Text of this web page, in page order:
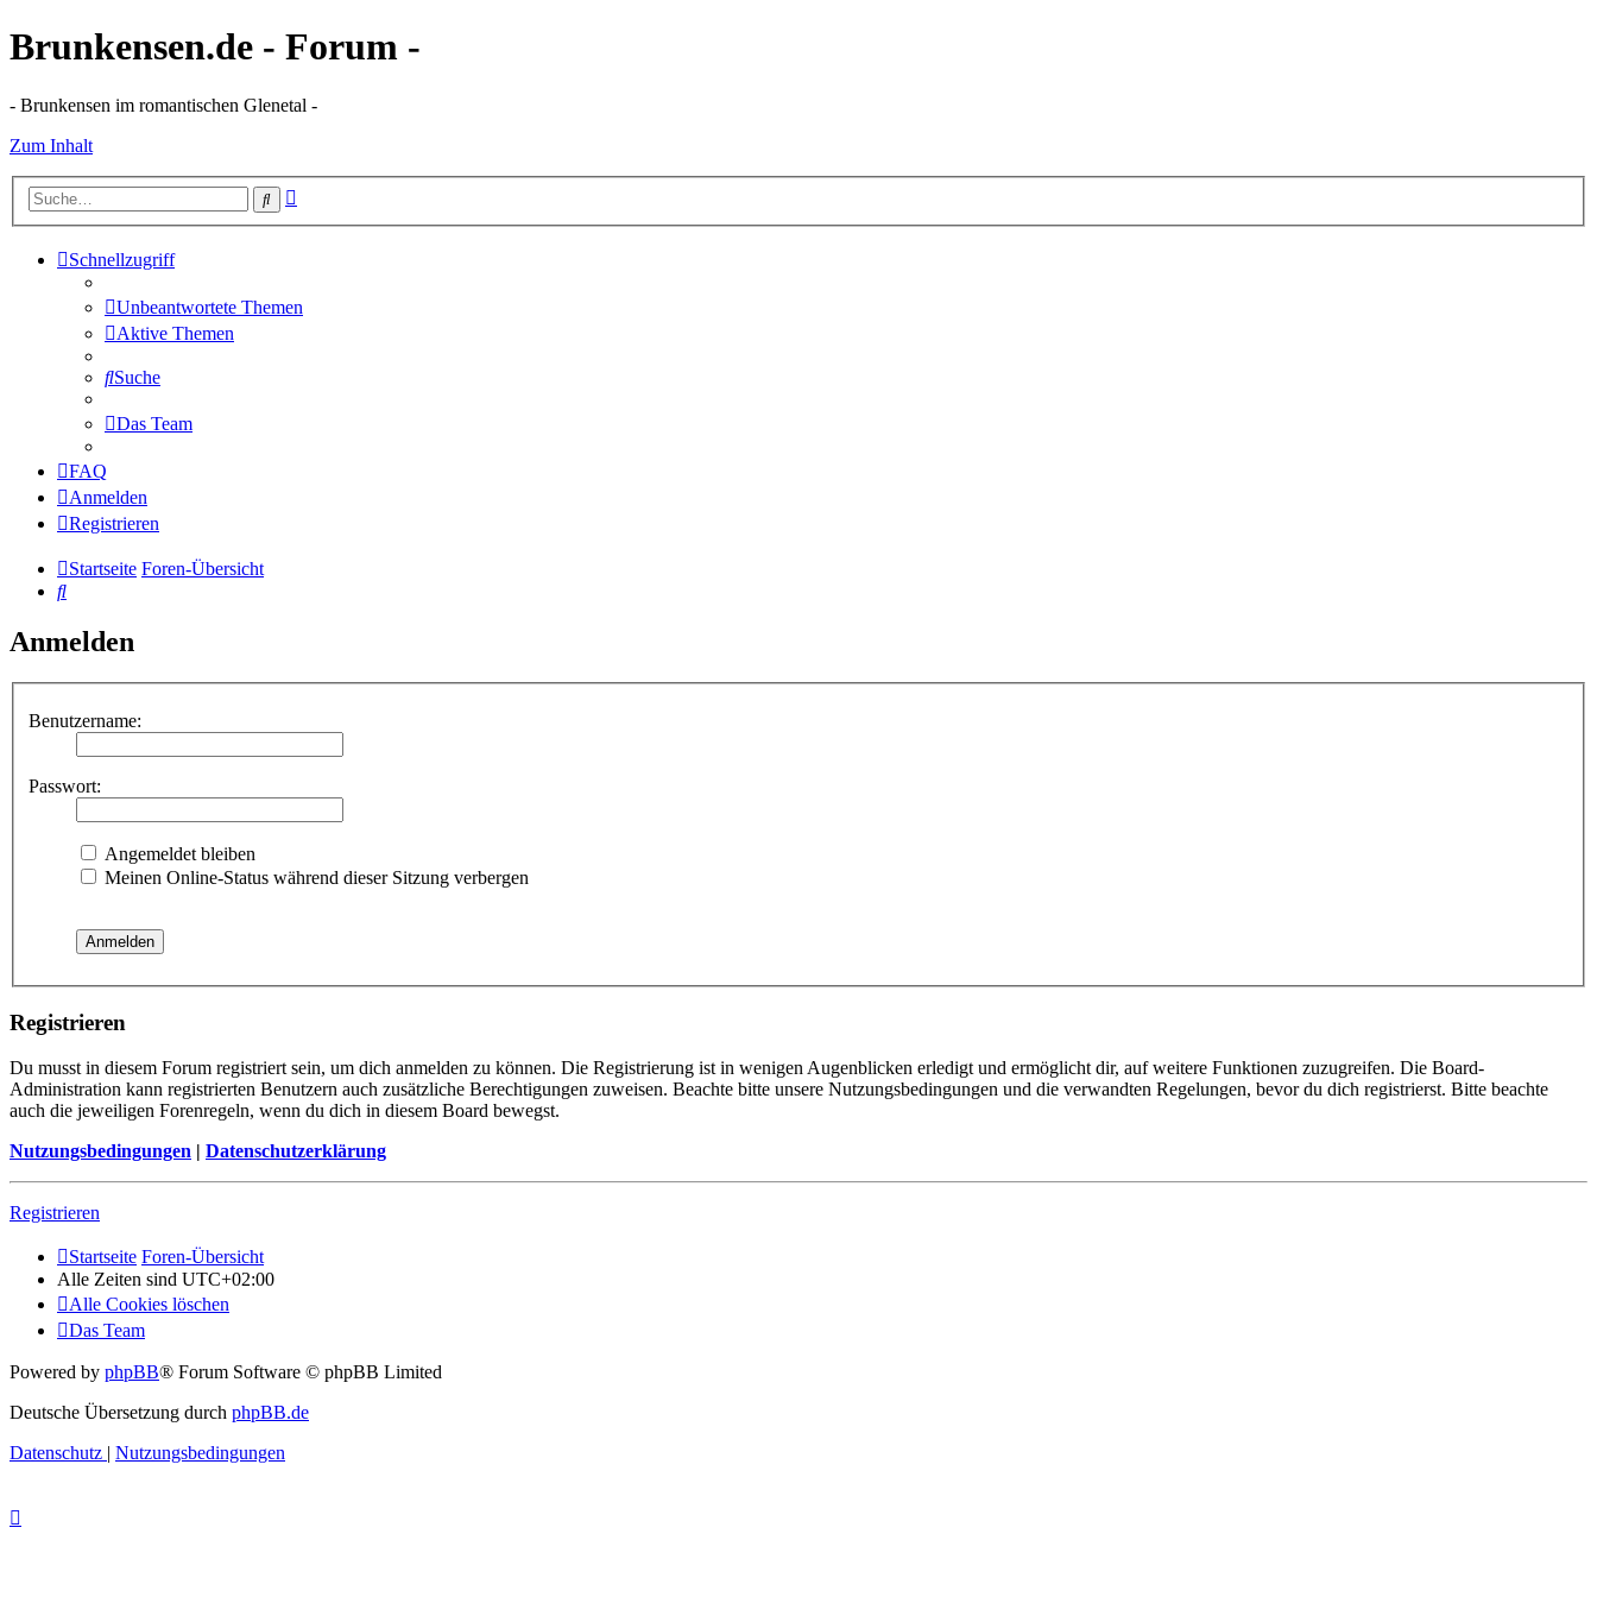
Brunkensen.de - Forum -
- Brunkensen im romantischen Glenetal -
Zum Inhalt
Suche
Schnellzugriff
Unbeantwortete Themen
Aktive Themen
Suche
Das Team
FAQ
Anmelden
Registrieren
Startseite Foren-Übersicht
Suche
Anmelden
Benutzername:
Passwort:
Angemeldet bleiben
Meinen Online-Status während dieser Sitzung verbergen
Registrieren
Du musst in diesem Forum registriert sein, um dich anmelden zu können. Die Registrierung ist in wenigen Augenblicken erledigt und ermöglicht dir, auf weitere Funktionen zuzugreifen. Die Board-
Administration kann registrierten Benutzern auch zusätzliche Berechtigungen zuweisen. Beachte bitte unsere Nutzungsbedingungen und die verwandten Regelungen, bevor du dich registrierst. Bitte beachte
auch die jeweiligen Forenregeln, wenn du dich in diesem Board bewegst.
Nutzungsbedingungen | Datenschutzerklärung
Registrieren
Startseite Foren-Übersicht
Alle Zeiten sind UTC+02:00
Alle Cookies löschen
Das Team
Powered by phpBB® Forum Software © phpBB Limited
Deutsche Übersetzung durch phpBB.de
Datenschutz | Nutzungsbedingungen